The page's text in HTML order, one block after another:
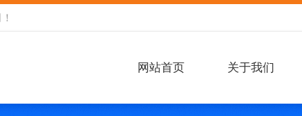
！
网站首页 关于我们